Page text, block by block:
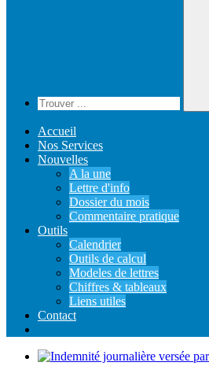
Accueil
Nos Services
Nouvelles
A la une
Lettre d'info
Dossier du mois
Commentaire pratique
Outils
Calendrier
Outils de calcul
Modeles de lettres
Chiffres & tableaux
Liens utiles
Contact